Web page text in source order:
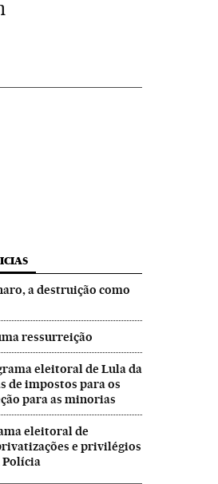
a destruição como
ressurreição
eleitoral de Lula da
de impostos para os
para as minorias
eleitoral de
e privilégios
Polícia